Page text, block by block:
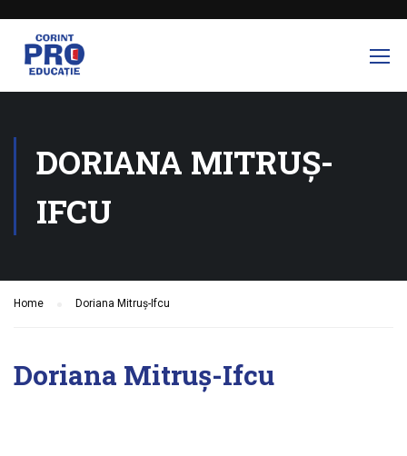
DORIANA MITRUȘ-
IFCU
Home Doriana Mitruș-Ifcu
Doriana Mitruș-Ifcu